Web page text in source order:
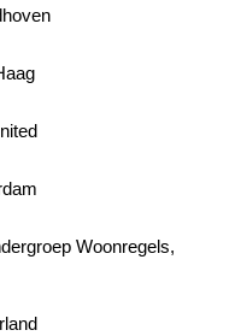
Woonregels,